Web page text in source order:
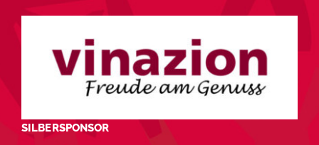
SILBERSPONSOR